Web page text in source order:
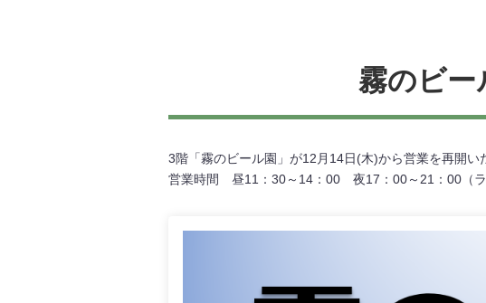
霧のビ
3階「霧のビール園」が12月14日(木)から営業を再開い
営業時間 昼11：30～14：00 夜17：00～21：00（